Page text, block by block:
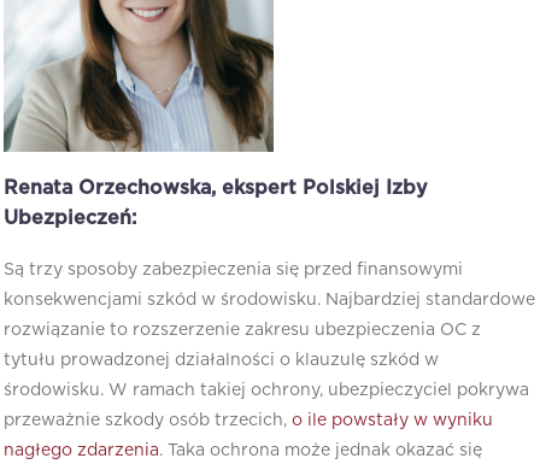
Renata Orzechowska, ekspert Polskiej Izby
Ubezpieczeń:
Są trzy sposoby zabezpieczenia się przed finansowymi
konsekwencjami szkód w środowisku. Najbardziej standardowe
rozwiązanie to rozszerzenie zakresu ubezpieczenia OC z
tytułu prowadzonej działalności o klauzulę szkód w
środowisku. W ramach takiej ochrony, ubezpieczyciel pokrywa
przeważnie szkody osób trzecich, o ile powstały w wyniku
nagłego zdarzenia. Taka ochrona może jednak okazać się